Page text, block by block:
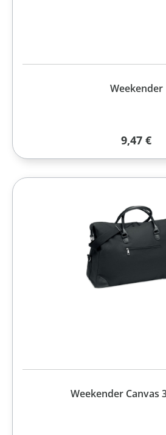
Weekender
9,47 €
Weekender Canvas